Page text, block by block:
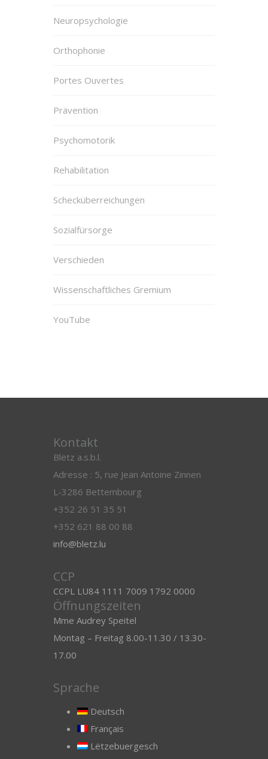
Neuropsychologie
Orthophonie
Portes Ouvertes
Prävention
Psychomotorik
Rehabilitation
Schecküberreichungen
Sozialfürsorge
Verschieden
Wissenschaftliches Gremium
YouTube
Kontakt
Blëtz a.s.b.l.
Adresse : 5, rue Jean Antoine Zinnen
L-3286 Bettembourg
+352 26 51 35 51
+352 621 88 00 88
info@bletz.lu
CCP
CCPL LU84 1111 7009 1792 0000
Öffnungszeiten
Mme Audrey Speitel
Montag – Freitag 8.00-11.30 / 13.30-
17.00
Sprache
Deutsch
Français
Lëtzebuergesch